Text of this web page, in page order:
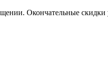
Окончательные